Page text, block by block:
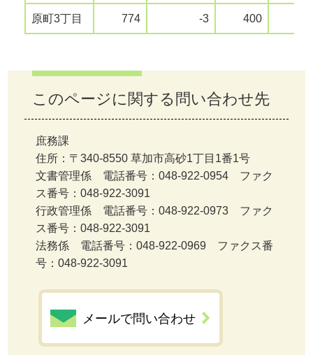
原町3丁目 774 -3 400
このページに関する問い合わせ先
庶務課
住所：〒340-8550 草加市高砂1丁目1番1号
文書管理係 電話番号：048-922-0954 ファク
ス番号：048-922-3091
行政管理係 電話番号：048-922-0973 ファク
ス番号：048-922-3091
法務係 電話番号：048-922-0969 ファクス番
号：048-922-3091
メールで問い合わせ